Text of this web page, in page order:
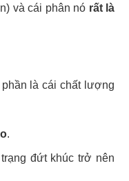
và cái phân nó rất là
là cái chất lượng
.
đứt khúc trở nên